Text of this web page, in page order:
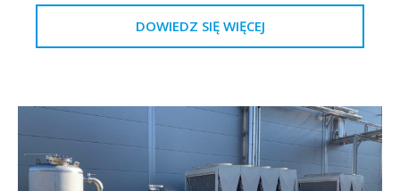
DOWIEDZ SIĘ WIĘCEJ